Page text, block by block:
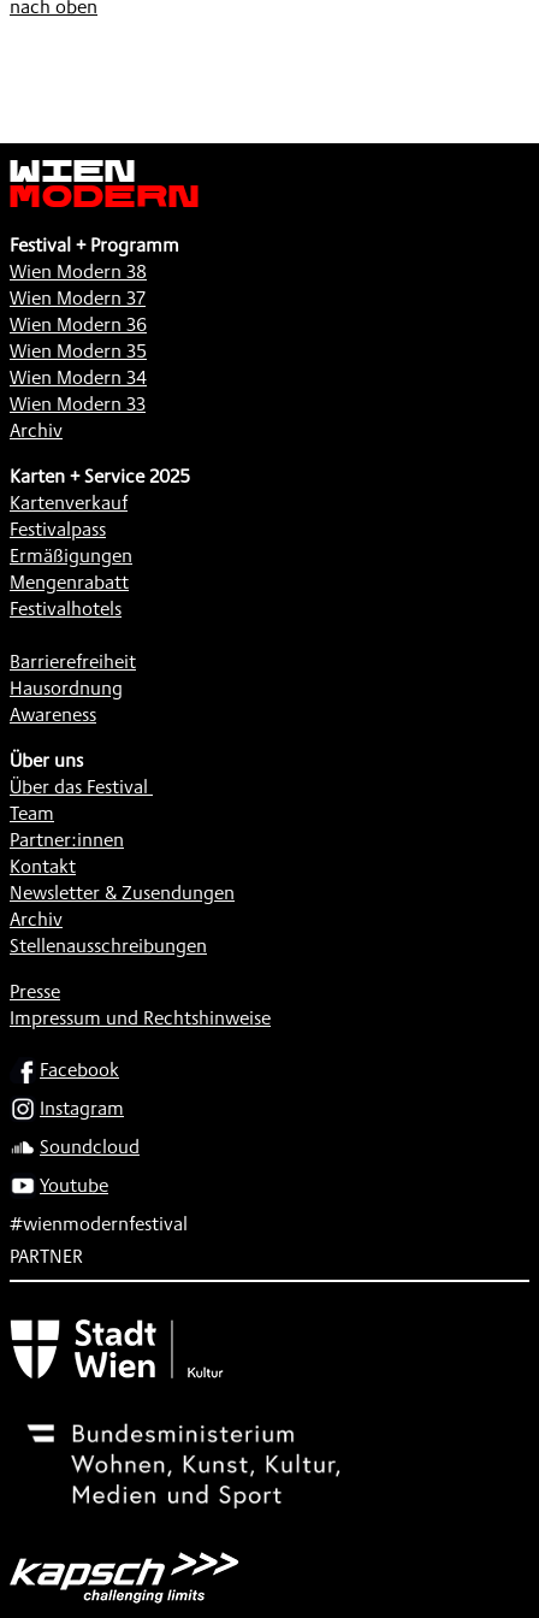
nach oben
Wien
Modern
Festival + Programm
Wien Modern 38
Wien Modern 37
Wien Modern 36
Wien Modern 35
Wien Modern 34
Wien Modern 33
Archiv
Karten + Service 2025
Kartenverkauf
Festivalpass
Ermäßigungen
Mengenrabatt
Festivalhotels
Barrierefreiheit
Hausordnung
Awareness
Über uns
Über das Festival
Team
Partner:innen
Kontakt
Newsletter & Zusendungen
Archiv
Stellenausschreibungen
Presse
Impressum und Rechtshinweise
SOCIALFacebook
Instagram
Soundcloud
Youtube
#wienmodernfestival
PARTNER
Subventionsgeber